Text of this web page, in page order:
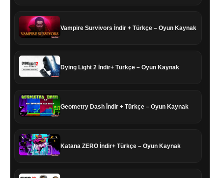
Vampire Survivors İndir + Türkçe – Oyun Kaynak
Dying Light 2 İndir+ Türkçe – Oyun Kaynak
Geometry Dash İndir + Türkçe – Oyun Kaynak
Katana ZERO İndir+ Türkçe – Oyun Kaynak